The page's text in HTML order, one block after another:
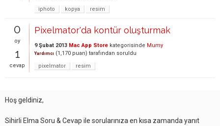
iphoto
kopya resim
0
oy
1
cevap
Pixelmator'da kontür oluşturmak
9 Şubat 2013 Mac App Store kategorisinde Mumy
Yardımcı (1,170 puan) tarafından soruldu
pixelmator
resim
Hoş geldiniz,
Sihirli Elma Soru & Cevap ile sorularınıza en kısa zamanda yanıt